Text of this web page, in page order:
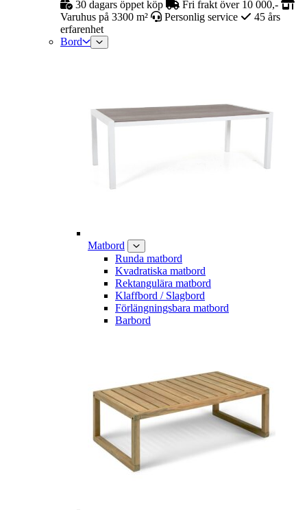
30 dagars öppet köp
Fri frakt över 10 000,-
Varuhus på 3300 m²
Personlig service
45 års
erfarenhet
Bord
Matbord
Runda matbord
Kvadratiska matbord
Rektangulära matbord
Klaffbord / Slagbord
Förlängningsbara matbord
Barbord